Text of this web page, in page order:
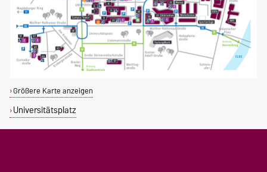
Größere Karte anzeigen
Universitätsplatz